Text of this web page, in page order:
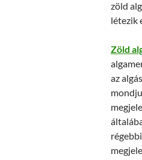
zöld
létezik
Zöld
az